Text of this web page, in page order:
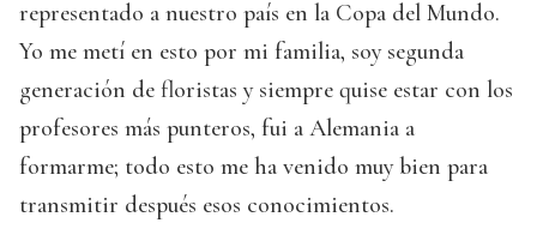
representado a nuestro país en la Copa del Mundo.
Yo me metí en esto por mi familia, soy segunda
generación de floristas y siempre quise estar con los
profesores más punteros, fui a Alemania a
formarme; todo esto me ha venido muy bien para
transmitir después esos conocimientos.